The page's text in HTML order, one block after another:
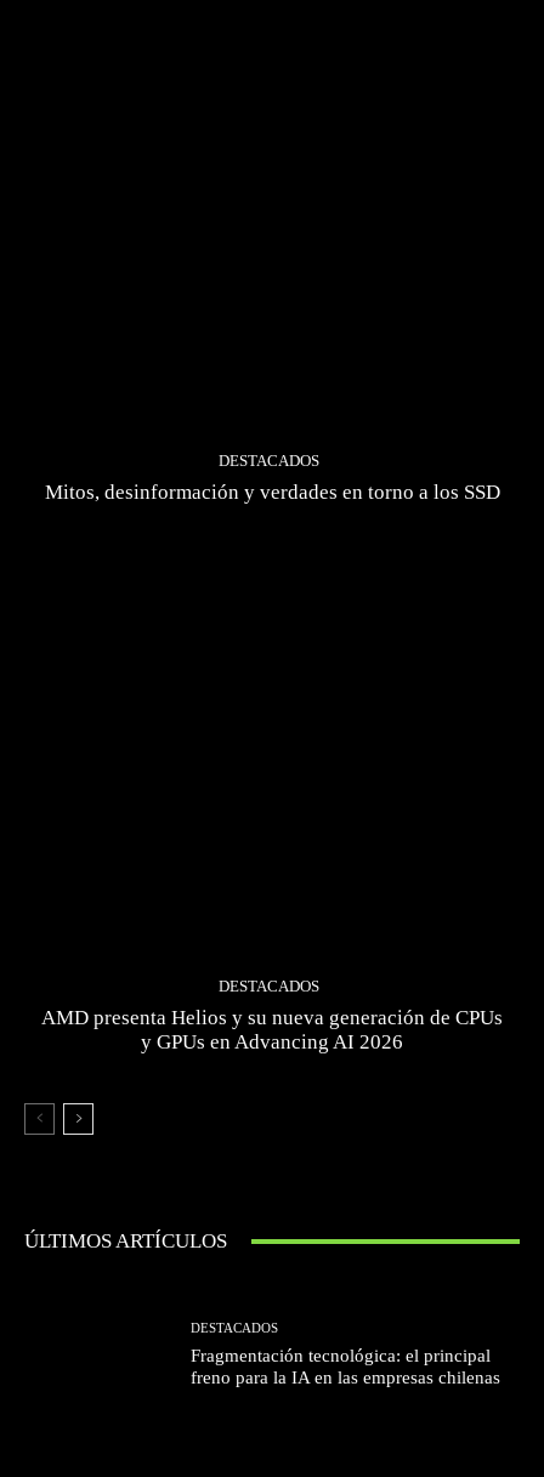
DESTACADOS
Mitos, desinformación y verdades en torno a los SSD
DESTACADOS
AMD presenta Helios y su nueva generación de CPUs
y GPUs en Advancing AI 2026
ÚLTIMOS ARTÍCULOS
DESTACADOS
Fragmentación tecnológica: el principal
freno para la IA en las empresas chilenas